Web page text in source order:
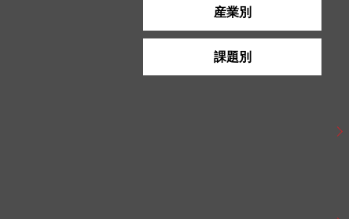
産業別
課題別